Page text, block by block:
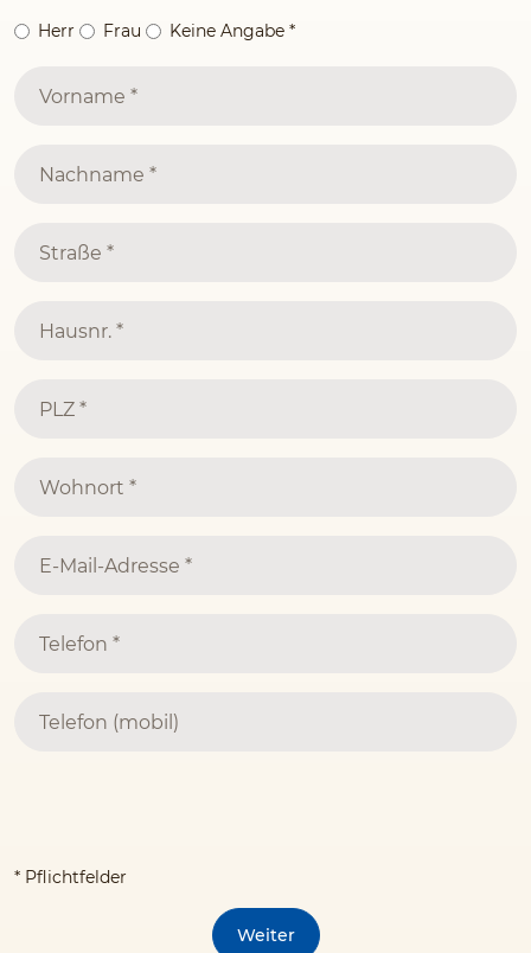
Herr Frau Keine Angabe *
* Pflichtfelder
Weiter